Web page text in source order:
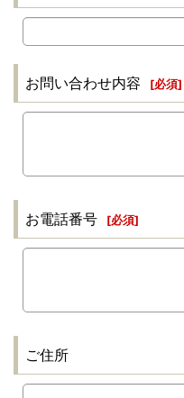
お問い合わせ内容 [必須]
お電話番号 [必須]
ご住所